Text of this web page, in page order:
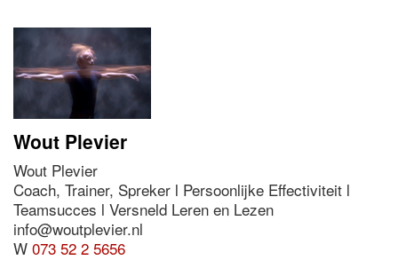
Wout Plevier
Wout Plevier
Coach, Trainer, Spreker l Persoonlijke Effectiviteit l
Teamsucces l Versneld Leren en Lezen
info@woutplevier.nl
W 073 52 2 5656